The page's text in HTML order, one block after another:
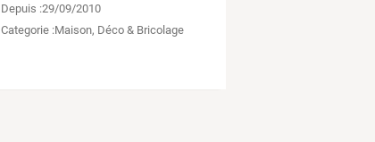
Depuis :29/09/2010
Categorie :Maison, Déco & Bricolage